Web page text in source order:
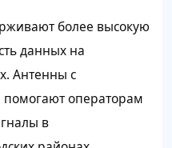
более высокую
данных на
Антенны с
операторам
в